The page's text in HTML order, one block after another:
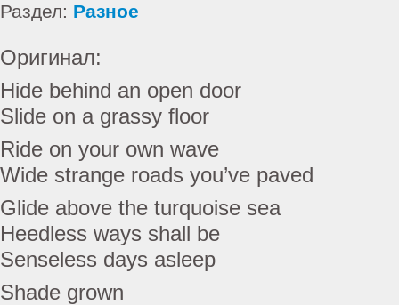
Раздел: Разное
Оригинал:
Hide behind an open door
Slide on a grassy floor
Ride on your own wave
Wide strange roads you’ve paved
Glide above the turquoise sea
Heedless ways shall be
Senseless days asleep
Shade grown